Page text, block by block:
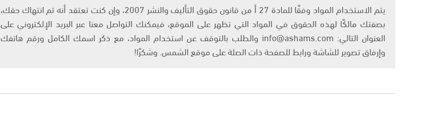
يتم الاستخدام المواد وفقًا للمادة 27 أ من قانون حقوق التأليف والنشر 2007، وإن كنت تعتقد أنه تم انتهاك حقك،
بصفتك مالكًا لهذه الحقوق في المواد التي تظهر على الموقع، فيمكنك التواصل معنا عبر البريد الإلكتروني على
العنوان التالي: info@ashams.com والطلب بالتوقف عن استخدام المواد، مع ذكر اسمك الكامل ورقم هاتفك
وإرفاق تصوير للشاشة ورابط للصفحة ذات الصلة على موقع الشمس. وشكرًا!